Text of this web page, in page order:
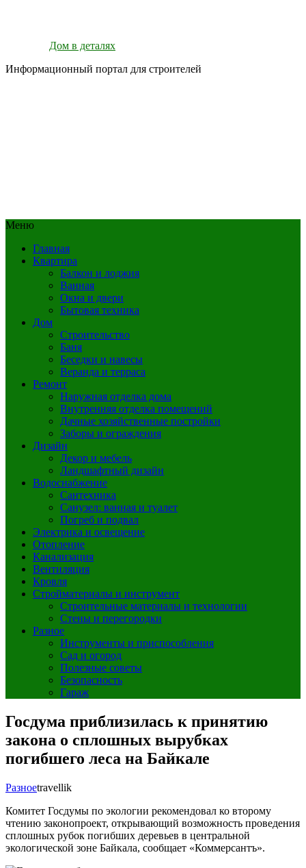
Дом в деталях
Информационный портал для строителей
Меню
Главная
Квартира
Балкон и лоджия
Ванная
Окна и двери
Бытовая техника
Дом
Строительство
Баня
Беседки и навесы
Веранда и терраса
Ремонт
Наружная отделка дома
Внутренняя отделка помещений
Дачные хозяйственные постройки
Заборы и ограждения
Дизайн
Декор и мебель
Ландшафтный дизайн
Водоснабжение
Сантехника
Санузел: ванная и туалет
Погреб и подвал
Электрика и освещение
Отопление
Канализация
Вентиляция
Кровля
Стройматериалы и инструмент
Строительные материалы и технологии
Стены и перегородки
Разное
Инструменты и приспособления
Сад и огород
Полезные советы
Безопасность
Гараж
Госдума приблизилась к принятию
закона о сплошных вырубках
погибшего леса на Байкале
Разноеtravellik
Комитет Госдумы по экологии рекомендовал ко второму
чтению законопроект, открывающий возможность проведения
сплошных рубок погибших деревьев в центральной
экологической зоне Байкала, сообщает «Коммерсантъ».